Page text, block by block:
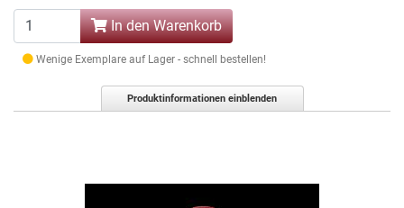
In den Warenkorb
Wenige Exemplare auf Lager - schnell bestellen!
Produktinformationen einblenden